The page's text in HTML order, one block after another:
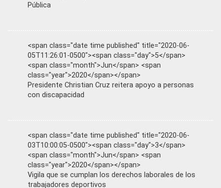
Pública
<span class="date time published" title="2020-06-
05T11:26:01-0500"><span class="day">5</span>
<span class="month">Jun</span> <span
class="year">2020</span></span>
Presidente Christian Cruz reitera apoyo a personas
con discapacidad
<span class="date time published" title="2020-06-
03T10:00:05-0500"><span class="day">3</span>
<span class="month">Jun</span> <span
class="year">2020</span></span>
Vigila que se cumplan los derechos laborales de los
trabajadores deportivos